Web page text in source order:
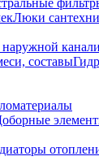
Люки
составы